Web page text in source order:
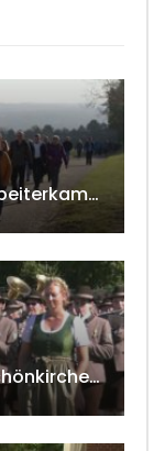
Wandertag der NÖ-Landarbeiterkammer in Hollabrunn 2024
Bezirksmusikfest 2023 in Schönkirchen-Reyersdorf